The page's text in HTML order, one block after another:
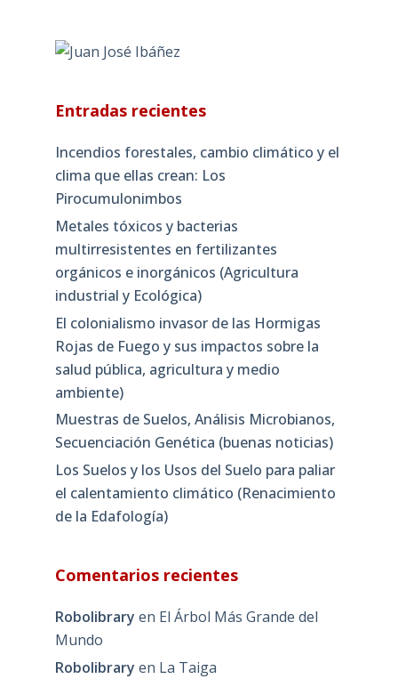
Entradas recientes
Incendios forestales, cambio climático y el
clima que ellas crean: Los
Pirocumulonimbos
Metales tóxicos y bacterias
multirresistentes en fertilizantes
orgánicos e inorgánicos (Agricultura
industrial y Ecológica)
El colonialismo invasor de las Hormigas
Rojas de Fuego y sus impactos sobre la
salud pública, agricultura y medio
ambiente)
Muestras de Suelos, Análisis Microbianos,
Secuenciación Genética (buenas noticias)
Los Suelos y los Usos del Suelo para paliar
el calentamiento climático (Renacimiento
de la Edafología)
Comentarios recientes
Robolibrary en El Árbol Más Grande del
Mundo
Robolibrary en La Taiga